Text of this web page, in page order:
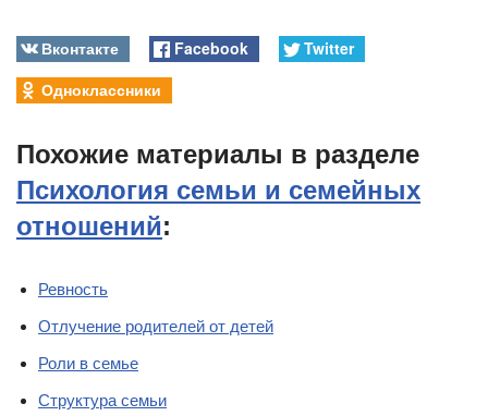
Вконтакте Facebook
Twitter
Одноклассники
Похожие материалы в разделе
Психология семьи и семейных
отношений:
Ревность
Отлучение родителей от детей
Роли в семье
Структура семьи